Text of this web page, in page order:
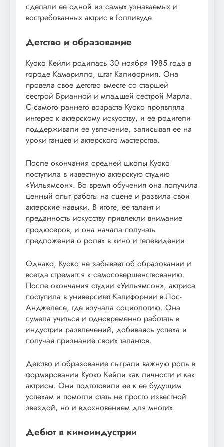
сделали ее одной из самых узнаваемых и
востребованных актрис в Голливуде.
Детство и образование
Куоко Кейли родилась 30 ноября 1985 года в
городе Камарилло, штат Калифорния. Она
провела свое детство вместе со старшей
сестрой Брианной и младшей сестрой Марла.
С самого раннего возраста Куоко проявляла
интерес к актерскому искусству, и ее родители
поддерживали ее увлечение, записывая ее на
уроки танцев и актерского мастерства.
После окончания средней школы Куоко
поступила в известную актерскую студию
«Уильямсон». Во время обучения она получила
ценный опыт работы на сцене и развила свои
актерские навыки. В итоге, ее талант и
преданность искусству привлекли внимание
продюсеров, и она начала получать
предложения о ролях в кино и телевидении.
Однако, Куоко не забывает об образовании и
всегда стремится к самосовершенствованию.
После окончания студии «Уильямсон», актриса
поступила в университет Калифорнии в Лос-
Анджелесе, где изучала социологию. Она
сумела учиться и одновременно работать в
индустрии развлечений, добиваясь успеха и
получая признание своих талантов.
Детство и образование сыграли важную роль в
формировании Куоко Кейли как личности и как
актрисы. Они подготовили ее к ее будущим
успехам и помогли стать не просто известной
звездой, но и вдохновением для многих.
Дебют в киноиндустрии